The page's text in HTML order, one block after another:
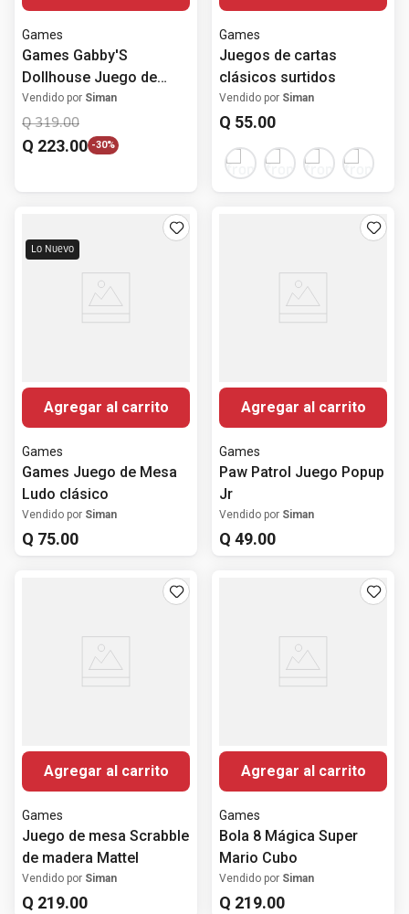
Games
Games Gabby'S
Dollhouse Juego de
Cartas Gigantes
Vendido por Siman
Q 319.00
Q 223.00 -30%
Games
Juegos de cartas
clásicos surtidos
Vendido por Siman
Q 55.00
Lo Nuevo
Agregar al carrito
Games
Games Juego de Mesa
Ludo clásico
Vendido por Siman
Q 75.00
Agregar al carrito
Games
Paw Patrol Juego Popup
Jr
Vendido por Siman
Q 49.00
Agregar al carrito
Games
Juego de mesa Scrabble
de madera Mattel
Vendido por Siman
Q 219.00
Agregar al carrito
Games
Bola 8 Mágica Super
Mario Cubo
Vendido por Siman
Q 219.00